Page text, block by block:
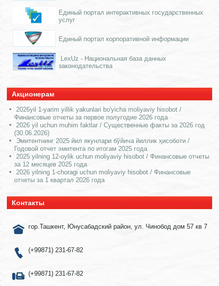
Единый портал интерактивных государственных
услуг
Единый портал корпоративной информации
LexUz - Национальная база данных
законодательства
Акционерам
2026yil 1-yarim yillik yakunlari bo'yicha moliyaviy hisobot /
Финансовые отчеты за первое полугодие 2026 года
2026 yil uchun muhim faktlar / Существенные факты за 2026 год
(30.06.2026)
Эмитентнинг 2025 йил якунлари бўйича йиллик ҳисоботи /
Годовой отчет эмитента по итогам 2025 года
2025 yilning 12-oylik uchun moliyaviy hisobot / Финансовые отчеты
за 12 месяцев 2025 года
2026 yilning 1-choragi uchun moliyaviy hisobot / Финансовые
отчеты за 1 квартал 2026 года
Контакты
гор.Ташкент, Юнусабадский район, ул. Чинобод дом 57 кв 7
(+99871) 231-67-82
(+99871) 231-67-82